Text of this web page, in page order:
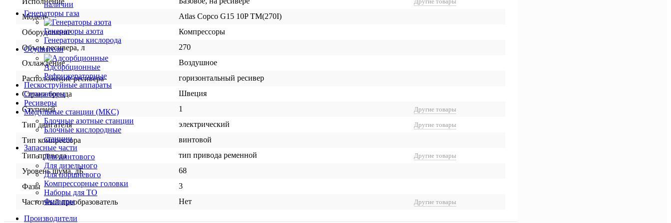
наличии
Генераторы газа
Генераторы азота
Генераторы кислорода
Осушители
Адсорбционные
Рефрижераторные
Пескоструйные аппараты
Сепараторы
Ресиверы
Модульные станции (МКС)
Блочные азотные станции
Блочные кислородные
станции
Запасные части
Для винтового
Для дизельного
Для поршневого
Компрессорные головки
Наборы для ТО
Фильтры
Производители
Модель
Atlas Copco G15 10P TM(270I)
Оборудование
Компрессоры
Объем ресивера, л
270
Охлаждение
Воздушное
Расположение ресивера
горизонтальный ресивер
Страна бренда
Швеция
Ступеней
1 Другие товары
Тип двигателя электрический Другие товары
Тип компрессора
винтовой
Тип привода
тип привода ременной Другие товары
Уровень шума, дБ
68
Фазы
3
Частотный преобразователь
Нет Другие товары